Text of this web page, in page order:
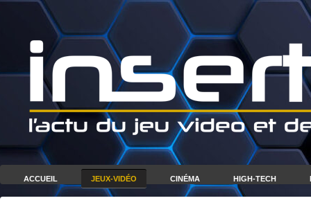
ACCUEIL JEUX-VIDÉO CINÉMA HIGH-TECH